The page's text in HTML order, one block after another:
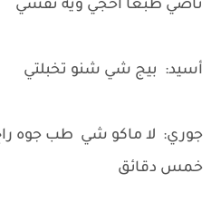
ناصي طبعاً احجي ويه نفسي
أسيد: بيج شي شنو تخبلتي
جوري: لا ماكو شي طب جوه
خمس دقائق